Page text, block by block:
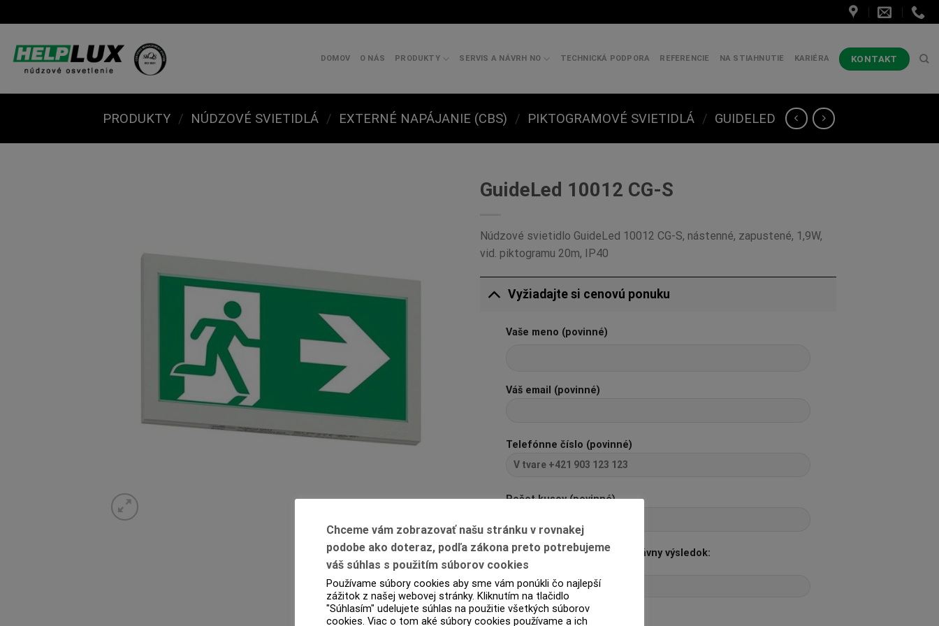
to
content
DOMOV O NÁS PRODUKTY SERVIS A NÁVRH NO TECHNICKÁ PODPORA REFERENCIE NA STIAHNUTIE KARIÉRA KONTAKT
PRODUKTY / NÚDZOVÉ SVIETIDLÁ / EXTERNÉ NAPÁJANIE (CBS) / PIKTOGRAMOVÉ SVIETIDLÁ / GUIDELED
GuideLed 10012 CG-S
Núdzové svietidlo GuideLed 10012 CG-S, nástenné, zapustené, 1,9W,
vid. piktogramu 20m, IP40
Vyžiadajte si cenovú ponuku
Vaše meno (povinné)
Váš email (povinné)
Telefónne číslo (povinné)
Počet kusov (povinné)
Pred odoslaním zadajte správny výsledok:
12+10=?
Chceme vám zobrazovať našu stránku v rovnakej
podobe ako doteraz, podľa zákona preto potrebujeme
váš súhlas s použitím súborov cookies
Používame súbory cookies aby sme vám ponúkli čo najlepší
zážitok z našej webovej stránky. Kliknutím na tlačidlo
"Súhlasím" udelujete súhlas na použitie všetkých súborov
cookies. Viac o tom aké súbory cookies používame a ich